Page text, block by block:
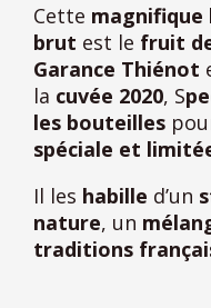
Cette magnifique
brut est le fruit
Garance Thiénot
la cuvée 2020, S
les bouteilles
spéciale et
Il les habille d’un
nature, un
traditions